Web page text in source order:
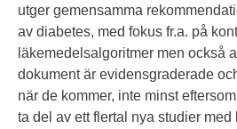
utger gemensamma
av diabetes, med fokus fr.a. på
läkemedelsalgoritmer men också
dokument är evidensgraderade
när de kommer, inte minst
ta del av ett flertal nya studier